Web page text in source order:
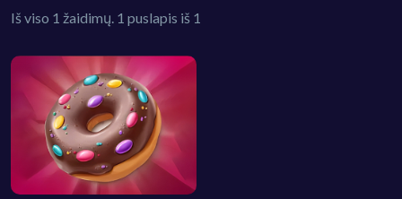
Iš viso 1 žaidimų. 1 puslapis iš 1